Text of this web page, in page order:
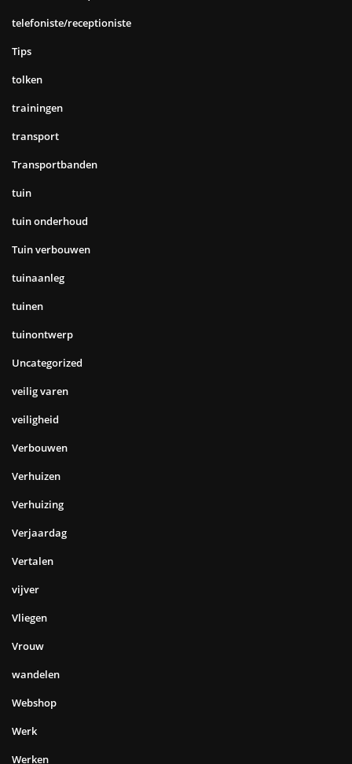
telefoniste/receptioniste
Tips
tolken
trainingen
transport
Transportbanden
tuin
tuin onderhoud
Tuin verbouwen
tuinaanleg
tuinen
tuinontwerp
Uncategorized
veilig varen
veiligheid
Verbouwen
Verhuizen
Verhuizing
Verjaardag
Vertalen
vijver
Vliegen
Vrouw
wandelen
Webshop
Werk
Werken